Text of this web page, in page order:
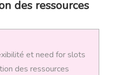
des ressources
et need for slots
des ressources